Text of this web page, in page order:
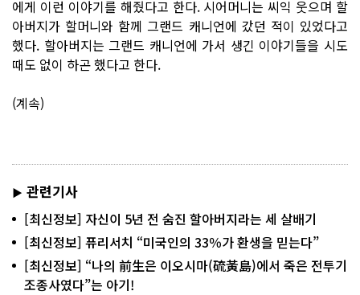
에게 이런 이야기를 해줬다고 한다. 시어머니는 씨익 웃으며 할
아버지가 할머니와 함께 그랜드 캐니언에 갔던 적이 있었다고
했다. 할아버지는 그랜드 캐니언에 가서 생긴 이야기들을 시도
때도 없이 하곤 했다고 한다.
(계속)
▶ 관련기사
[최신정보] 자신이 5년 전 숨진 할아버지라는 세 살배기
[최신정보] 퓨리서치 “미국인의 33％가 환생을 믿는다”
[최신정보] “나의 前生은 이오시마(硫黃島)에서 죽은 전투기
조종사였다”는 아기!